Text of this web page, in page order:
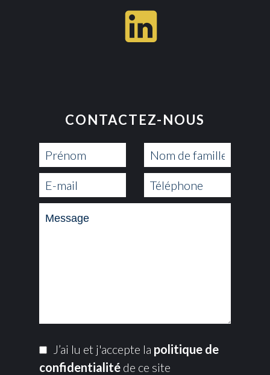
CONTACTEZ-NOUS
J’ai lu et j'accepte la politique de
confidentialité de ce site